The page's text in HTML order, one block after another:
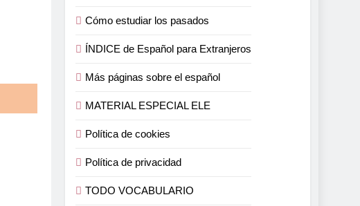
Cómo estudiar los pasados
ÍNDICE de Español para Extranjeros
Más páginas sobre el español
MATERIAL ESPECIAL ELE
Política de cookies
Política de privacidad
TODO VOCABULARIO